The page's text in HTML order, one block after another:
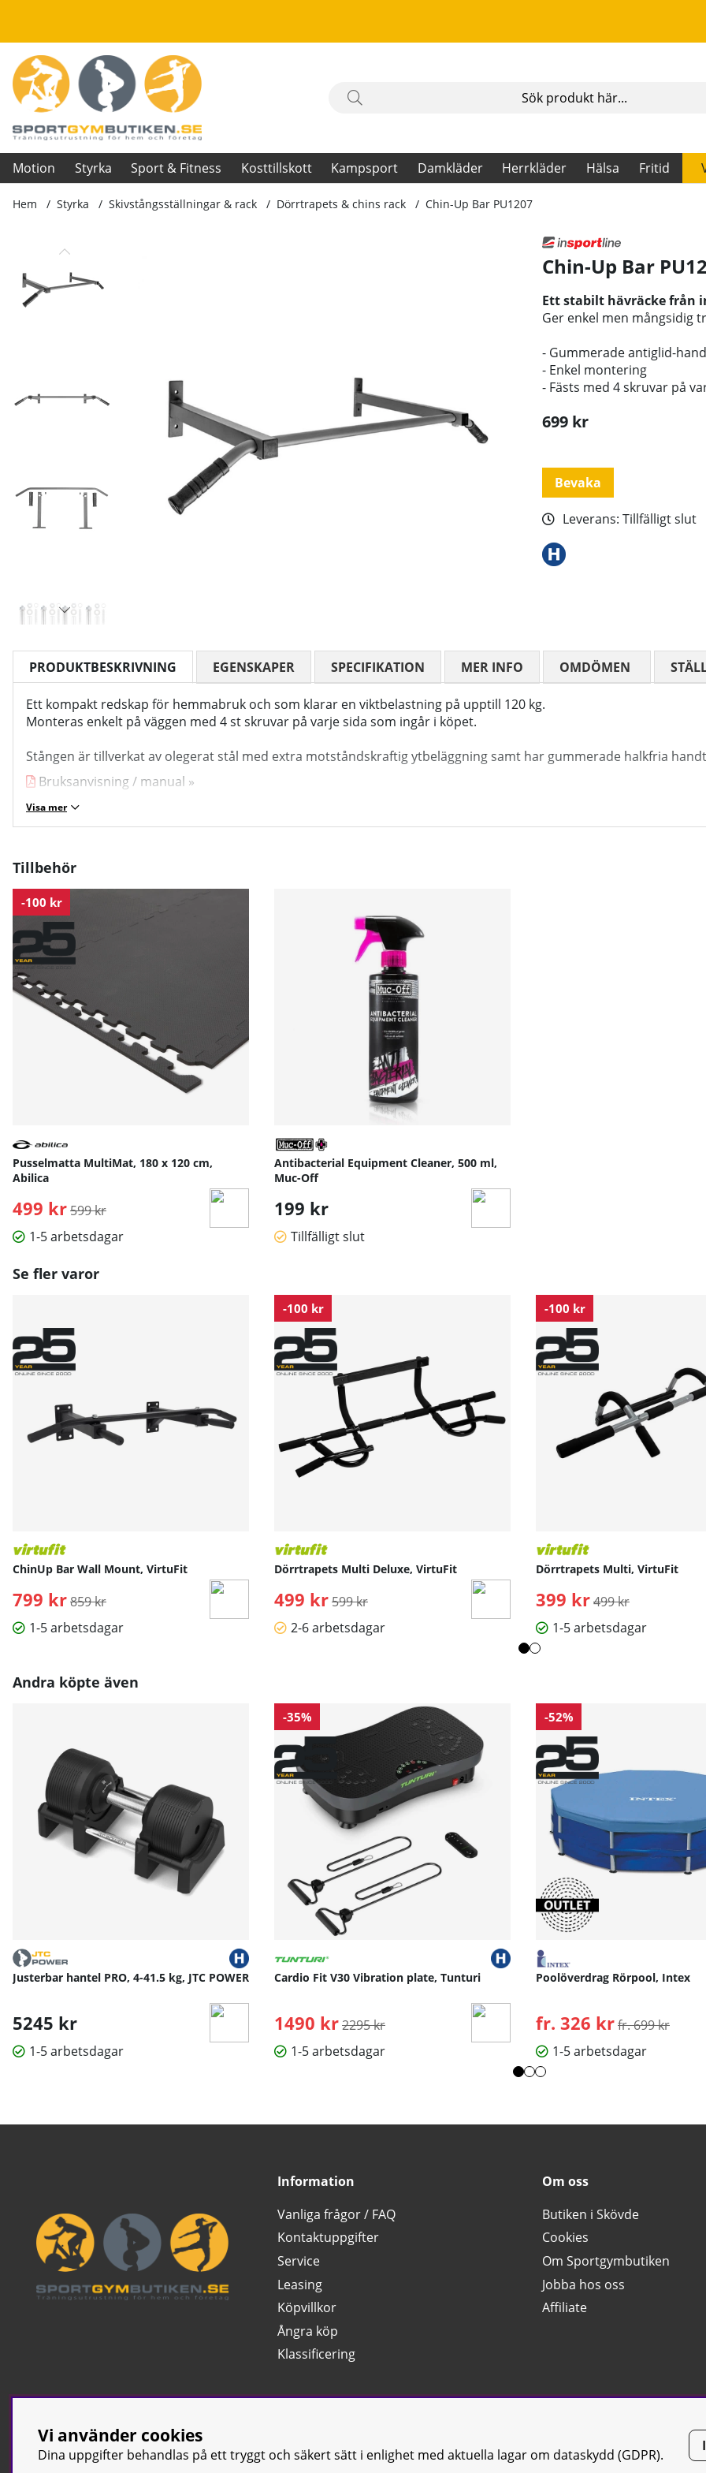
Motion Styrka Sport & Fitness Kosttillskott Kampsport Damkläder Herrkläder Hälsa Fritid
Hem Styrka Skivstångsställningar & rack Dörrtrapets & chins rack Chin-Up Bar PU1207
Produktbilder Chin-Up Bar PU1207
Chin-Up Bar
Ett stabilt hävräcke från
Ger enkel men mångsidig
- Gummerade antiglid-
- Enkel montering
- Fästs med 4 skruvar på
699 kr
Bevaka
Leverans: Tillfälligt slut
PRODUKTBESKRIVNING
Ett kompakt redskap för hemmabruk och som klarar en viktbelastning på upptill 120 kg.
Monteras enkelt på väggen med 4 st skruvar på varje sida som ingår i köpet.
Stången är tillverkat av olegerat stål med extra motståndskraftig ytbeläggning samt har gummerade halkfria
Bruksanvisning / manual »
Visa mer
EGENSKAPER SPECIFIKATION MER INFO OMDÖMEN
Tillbehör
-100 kr
Pusselmatta MultiMat, 180 x 120 cm,
Abilica
499 kr Ordinarie pris:
599 kr
1-5 arbetsdagar
Antibacterial Equipment Cleaner, 500 ml,
Muc-Off
199 kr
Tillfälligt slut
Se fler varor
ChinUp Bar Wall Mount, VirtuFit
799 kr Ordinarie pris:
859 kr
1-5 arbetsdagar
-100 kr
Dörrtrapets Multi Deluxe, VirtuFit
499 kr Ordinarie pris:
599 kr
2-6 arbetsdagar
-100 kr
Dörrtrapets Multi, VirtuFit
399 kr Ordinarie pris:
499 kr
1-5 arbetsdagar
Andra köpte även
Justerbar hantel PRO, 4-41.5 kg, JTC POWER
5245 kr
1-5 arbetsdagar
-35%
Cardio Fit V30 Vibration plate, Tunturi
1490 kr Ordinarie pris:
2295 kr
1-5 arbetsdagar
-52%
Poolöverdrag Rörpool, Intex
fr. 326 krOrdinarie pris:
fr. 699 kr
1-5 arbetsdagar
Information
Vanliga frågor / FAQ
Kontaktuppgifter
Service
Leasing
Köpvillkor
Ångra köp
Klassificering
Om oss
Butiken i Skövde
Cookies
Om Sportgymbutiken
Jobba hos oss
Affiliate
© Sport & Gym Butiken JTC AB |Kontakta oss| All rights reserved | Org.nr: 556668-7058 |
Vi använder cookies
Dina uppgifter behandlas på ett tryggt och säkert sätt i enlighet med aktuella lagar om dataskydd (GDPR).